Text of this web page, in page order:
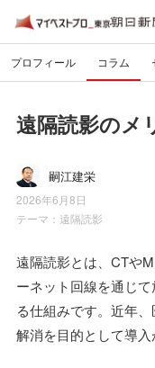
プロフィール コラム
遠隔読影のメ
嗣江建栄
2026年6月8日
テーマ： 遠隔読影
遠隔読影とは、CTや
ーネット回線を通じ
る仕組みです。近年
解消を目的として導入